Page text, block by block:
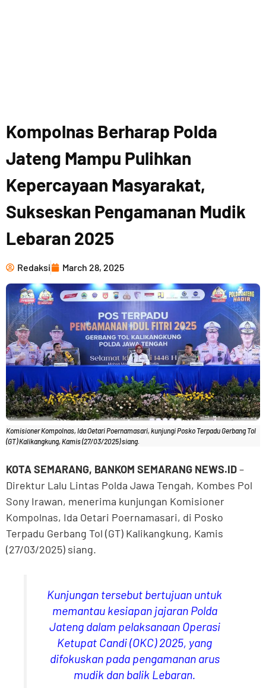
Kompolnas Berharap Polda
Jateng Mampu Pulihkan
Kepercayaan Masyarakat,
Sukseskan Pengamanan Mudik
Lebaran 2025
Redaksi March 28, 2025
Komisioner Kompolnas, Ida Oetari Poernamasari, kunjungi Posko Terpadu Gerbang Tol
(GT) Kalikangkung, Kamis (27/03/2025) siang.
KOTA SEMARANG, BANKOM SEMARANG NEWS.ID–
Direktur Lalu Lintas Polda Jawa Tengah, Kombes Pol
Sony Irawan, menerima kunjungan Komisioner
Kompolnas, Ida Oetari Poernamasari, di Posko
Terpadu Gerbang Tol (GT) Kalikangkung, Kamis
(27/03/2025) siang.
Kunjungan tersebut bertujuan untuk
memantau kesiapan jajaran Polda
Jateng dalam pelaksanaan Operasi
Ketupat Candi (OKC) 2025, yang
difokuskan pada pengamanan arus
mudik dan balik Lebaran.